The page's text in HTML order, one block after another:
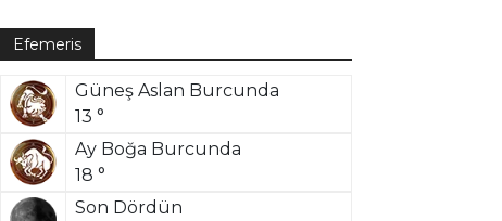
Efemeris
Güneş Aslan Burcunda
13 °
Ay Boğa Burcunda
18 °
Son Dördün